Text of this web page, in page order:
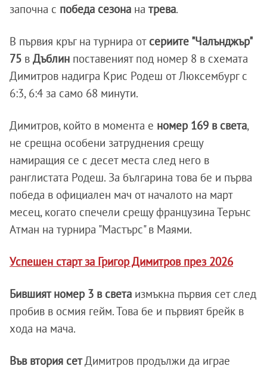
започна с победа сезона на трева.
В първия кръг на турнира от сериите "Чалънджър"
75 в Дъблин поставеният под номер 8 в схемата
Димитров надигра Крис Родеш от Люксембург с
6:3, 6:4 за само 68 минути.
Димитров, който в момента е номер 169 в света,
не срещна особени затруднения срещу
намиращия се с десет места след него в
ранглистата Родеш. За българина това бе и първа
победа в официален мач от началото на март
месец, когато спечели срещу французина Терънс
Атман на турнира "Мастърс" в Маями.
Успешен старт за Григор Димитров през 2026
Бившият номер 3 в света измъкна първия сет след
пробив в осмия гейм. Това бе и първият брейк в
хода на мача.
Във втория сетДимитров продължи да играе